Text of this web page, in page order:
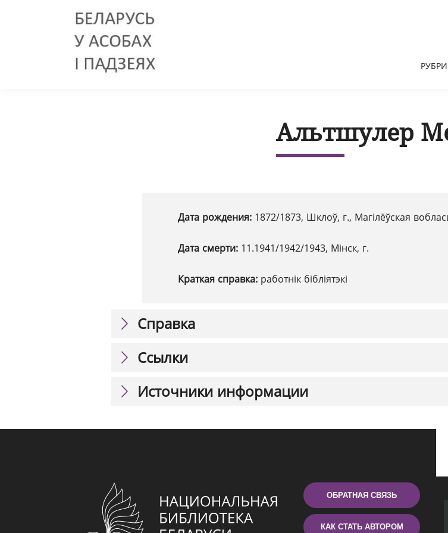
Альтшулер
Дата рождения: 1872/1873, Шклоў, г., Магілёўская
Дата смерти: 11.1941/1942/1943, Мінск, г.
Краткая справка: работнік бібліятэкі
Справка
Ссылки
Источники информации
ОБРАТНАЯ СВЯЗЬ
КАК СТАТЬ АВТОРОМ